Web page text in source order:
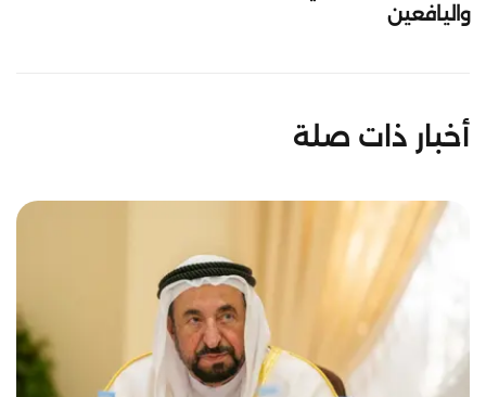
واليافعين
أخبار ذات صلة